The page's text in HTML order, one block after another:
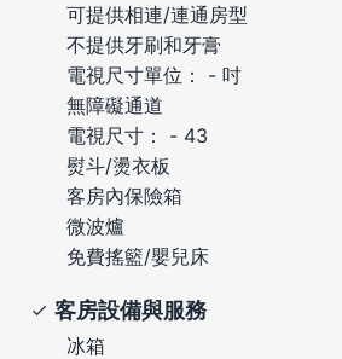
可提供相連/連通房型
不提供牙刷和牙膏
電視尺寸單位： - 吋
無障礙通道
電視尺寸： - 43
熨斗/燙衣板
客房內保險箱
微波爐
免費搖籃/嬰兒床
客房設備與服務
冰箱